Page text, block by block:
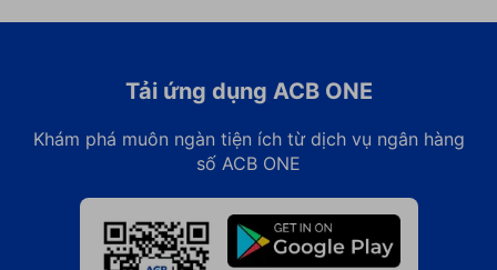
Tải ứng dụng ACB ONE
Khám phá muôn ngàn tiện ích từ dịch vụ ngân hàng
số ACB ONE